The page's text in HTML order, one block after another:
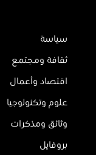
سياسة
ثقافة ومجتمع
اقتصاد وأعمال
علوم وتكنولوجيا
وثائق ومذكرات
بروفايل